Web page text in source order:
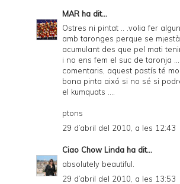
MAR ha dit...
Ostres ni pintat .. .volia fer
amb taronges perque se
acumulant des que pel mati
i no ens fem el suc de taronja
comentaris, aquest pastís té
bona pinta aixó si no sé si
el kumquats ....
ptons
29 d’abril del 2010, a les 12:43
Ciao Chow Linda ha dit...
absolutely beautiful.
29 d’abril del 2010, a les 13:53